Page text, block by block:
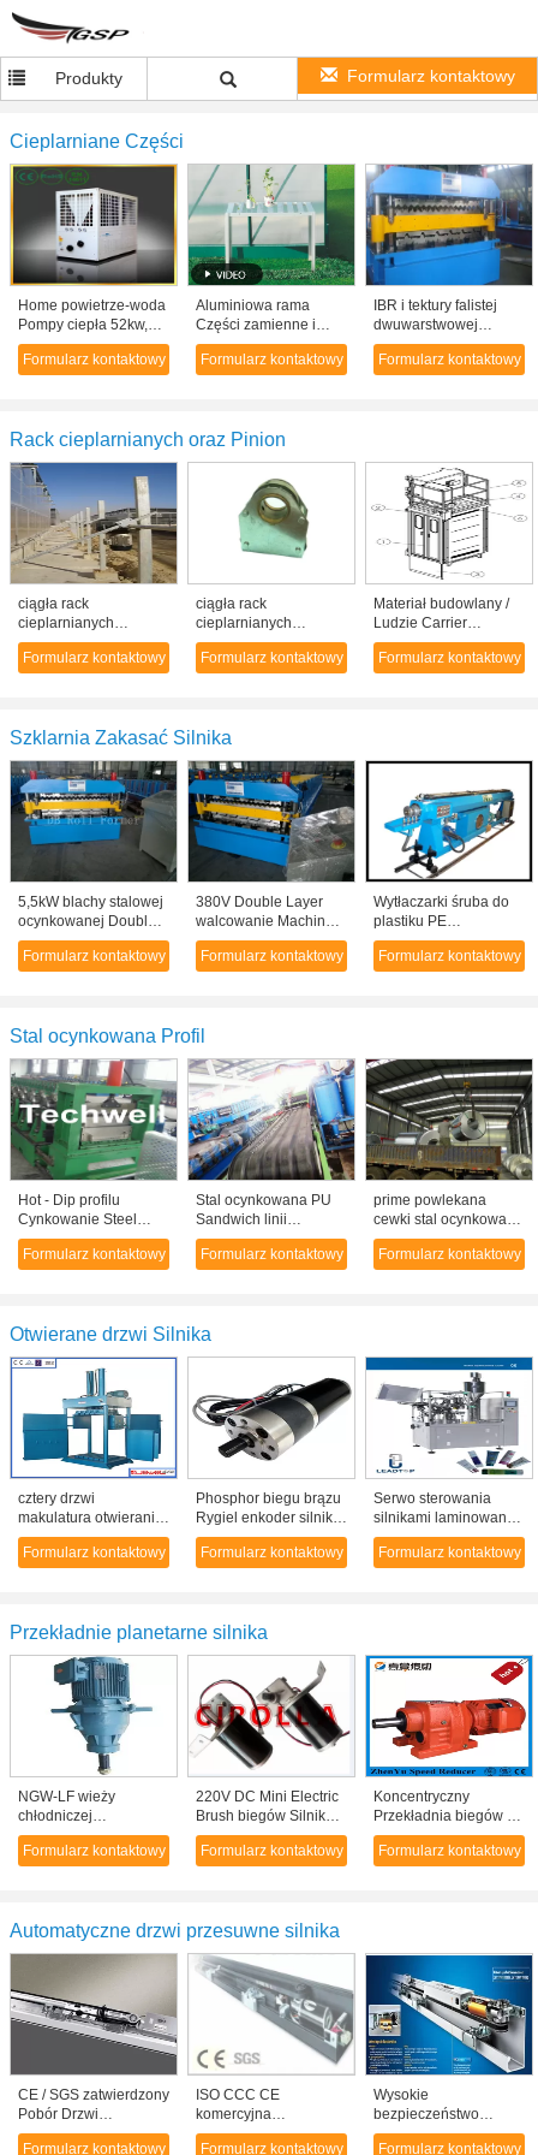
Produkty Formularz kontaktowy
Cieplarniane Części
Home powietrze-woda
Pompy ciepła 52kw,
Wymuszony
Wymiennik ciepła
Formularz kontaktowy
Aluminiowa rama
Części zamienne i
akcesoria szklarniowe,
ogród scenie jeden
Formularz kontaktowy
IBR i tektury falistej
dwuwarstwowej
Walcowanie
sterowania maszyną
Formularz kontaktowy
Rack cieplarnianych oraz Pinion
ciągła rack
cieplarnianych
wentylacji i koła zębate
stalowe koła zębate z
Formularz kontaktowy
ciągła rack
cieplarnianych
wentylacji i koła zębate
stalowe koła zębate z
Formularz kontaktowy
Materiał budowlany /
Ludzie Carrier
zębatkowy Podnośniki
CH750 750 kg
Formularz kontaktowy
Szklarnia Zakasać Silnika
5,5kW blachy stalowej
ocynkowanej Double
Layer Walcowanie
Maszyna do falistej
Formularz kontaktowy
380V Double Layer
walcowanie Machine
prądem zmiennym
konwersji
Formularz kontaktowy
Wytłaczarki śruba do
plastiku PE
nawadniania
kroplowego maszynie
Formularz kontaktowy
Stal ocynkowana Profil
Hot - Dip profilu
Cynkowanie Steel
Strip kablowe, korytka
kablowego
Formularz kontaktowy
Stal ocynkowana PU
Sandwich linii
produkcyjnej
Automatyczny System
Formularz kontaktowy
prime powlekana
cewki stal ocynkowana
Kolor powlekane, o
dużej wytrzymałości
Formularz kontaktowy
Otwierane drzwi Silnika
cztery drzwi
makulatura otwierania
/ karton / plastik złom
maszyna papiernicza
Formularz kontaktowy
Phosphor biegu brązu
Rygiel enkoder silnika
24VDC 65W z
silnikiem planetarnej
Formularz kontaktowy
Serwo sterowania
silnikami laminowane /
Plastic Tube
napełniania i
Formularz kontaktowy
Przekładnie planetarne silnika
NGW-LF wieży
chłodniczej
przemysłowe
przekładnie /
Formularz kontaktowy
220V DC Mini Electric
Brush biegów Silnik
Electric wieszak
Formularz kontaktowy
Koncentryczny
Przekładnia biegów z
silnikiem inline do
konwertera /
Formularz kontaktowy
Automatyczne drzwi przesuwne silnika
CE / SGS zatwierdzony
Pobór Drzwi
automatyczne
Formularz kontaktowy
ISO CCC CE
komercyjna
automatyczne
Formularz kontaktowy
Wysokie
bezpieczeństwo
Regulowany
Formularz kontaktowy